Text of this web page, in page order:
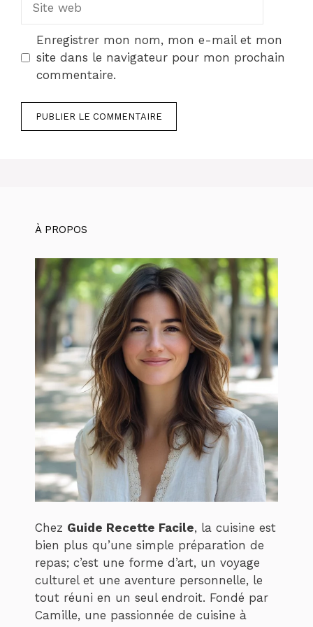
Enregistrer mon nom, mon e-mail et mon
site dans le navigateur pour mon prochain
commentaire.
À PROPOS
Chez Guide Recette Facile, la cuisine est
bien plus qu’une simple préparation de
repas; c’est une forme d’art, un voyage
culturel et une aventure personnelle, le
tout réuni en un seul endroit. Fondé par
Camille, une passionnée de cuisine à